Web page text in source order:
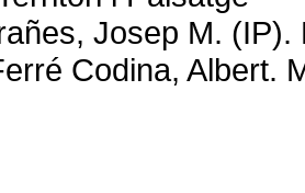
Josep M.
Codina, Albert.